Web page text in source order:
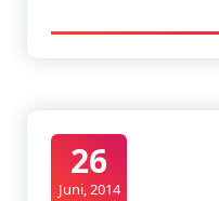
26
Juni, 2014